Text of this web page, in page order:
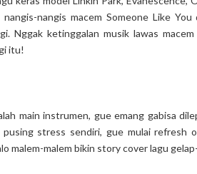
nangis macem Someone Like
Nggak ketinggalan musik lawas
itu!
main instrumen, gue emang gabisa
stress sendiri, gue mulai refresh
malem-malem bikin story cover lagu